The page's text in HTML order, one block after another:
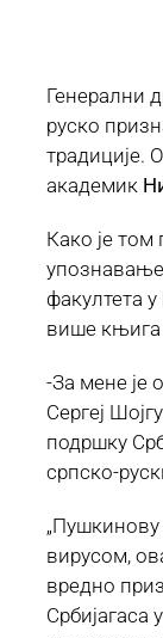
Генерални
руско
традиције.
академик
Како је
упознавање
факултета
више књига
-За мене је
Сергеј
подршку
српско-
„Пушкинову
вирусом,
вредно
Србијагаса